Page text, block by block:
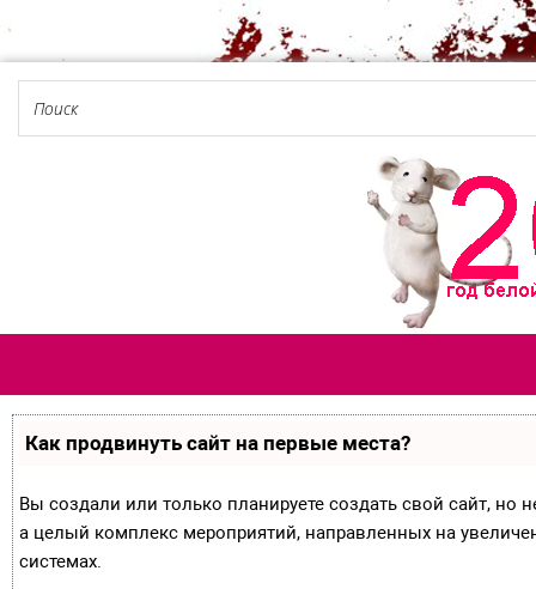
Как продвинуть сайт на первые места?
Вы создали или только планируете создать свой сайт, но
а целый комплекс мероприятий, направленных на
системах.